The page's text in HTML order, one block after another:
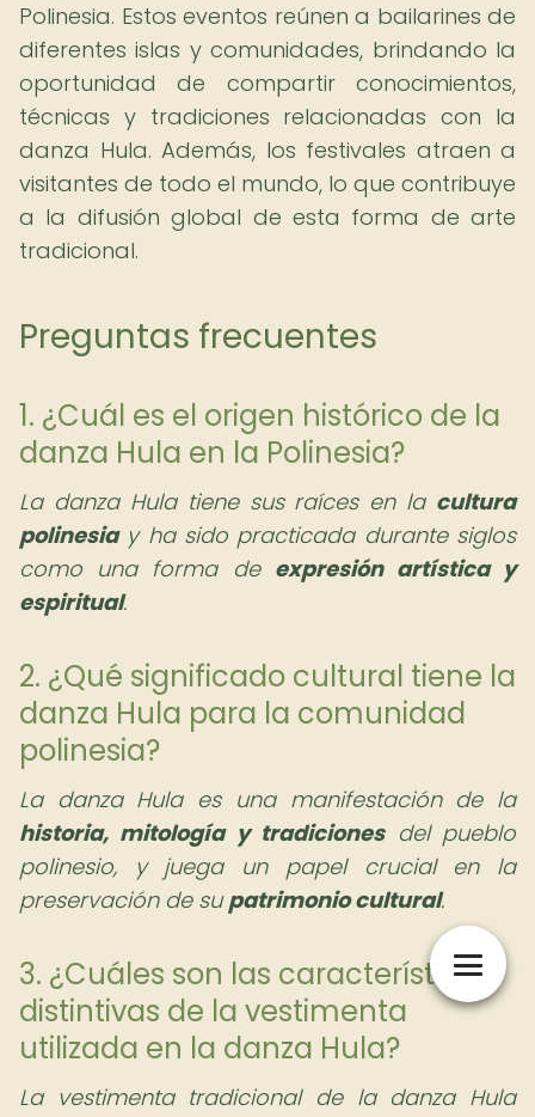
Polinesia. Estos eventos reúnen a bailarines de
diferentes islas y comunidades, brindando la
oportunidad de compartir conocimientos,
técnicas y tradiciones relacionadas con la
danza Hula. Además, los festivales atraen a
visitantes de todo el mundo, lo que contribuye
a la difusión global de esta forma de arte
tradicional.
Preguntas frecuentes
1. ¿Cuál es el origen histórico de la
danza Hula en la Polinesia?
La danza Hula tiene sus raíces en la cultura
polinesiay ha sido practicada durante siglos
como una forma de expresión artística y
espiritual.
2. ¿Qué significado cultural tiene la
danza Hula para la comunidad
polinesia?
La danza Hula es una manifestación de la
historia, mitología y tradicionesdel pueblo
polinesio, y juega un papel crucial en la
preservación de supatrimonio cultural.
3. ¿Cuáles son las características
distintivas de la vestimenta
utilizada en la danza Hula?
La vestimenta tradicional de la danza Hula